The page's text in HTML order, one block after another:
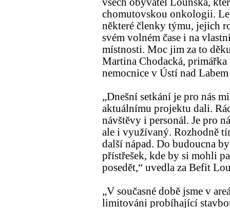
chomutovskou onkologii.
některé členky týmu, jejich
svém volném čase i na
místnosti. Moc jim za to
Martina Chodacká,
nemocnice v Ústí nad
„Dnešní setkání je pro nás
aktuálnímu projektu dali.
návštěvy i personál. Je pro
ale i využívaný. Rozhodně
další nápad. Do budoucna
přístřešek, kde by si mohli
posedět,“ uvedla za Befit
„V současné době jsme v
limitováni probíhající